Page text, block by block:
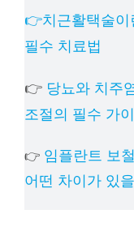
👉치근활택술이
필수 치료법
👉 당뇨와 치주
조절의 필수 가
👉 임플란트 보
어떤 차이가 있